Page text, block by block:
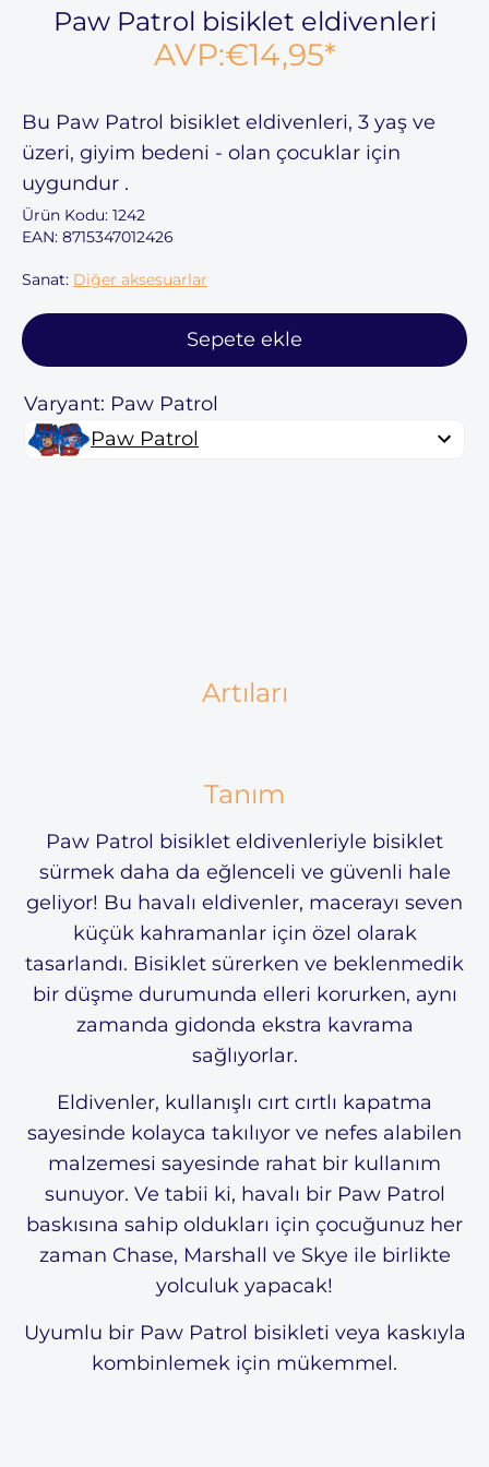
Paw Patrol bisiklet eldivenleri
AVP:€14,95*
Bu Paw Patrol bisiklet eldivenleri, 3 yaş ve
üzeri, giyim bedeni - olan çocuklar için
uygundur .
Ürün Kodu: 1242
EAN: 8715347012426
Sanat: Diğer aksesuarlar
Sepete ekle
Varyant: Paw Patrol
Paw Patrol
Artıları
Tanım
Paw Patrol bisiklet eldivenleriyle bisiklet
sürmek daha da eğlenceli ve güvenli hale
geliyor! Bu havalı eldivenler, macerayı seven
küçük kahramanlar için özel olarak
tasarlandı. Bisiklet sürerken ve beklenmedik
bir düşme durumunda elleri korurken, aynı
zamanda gidonda ekstra kavrama
sağlıyorlar.
Eldivenler, kullanışlı cırt cırtlı kapatma
sayesinde kolayca takılıyor ve nefes alabilen
malzemesi sayesinde rahat bir kullanım
sunuyor. Ve tabii ki, havalı bir Paw Patrol
baskısına sahip oldukları için çocuğunuz her
zaman Chase, Marshall ve Skye ile birlikte
yolculuk yapacak!
Uyumlu bir Paw Patrol bisikleti veya kaskıyla
kombinlemek için mükemmel.